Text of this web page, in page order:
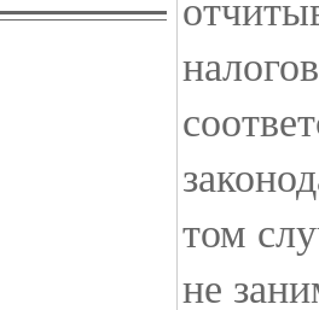
том
не